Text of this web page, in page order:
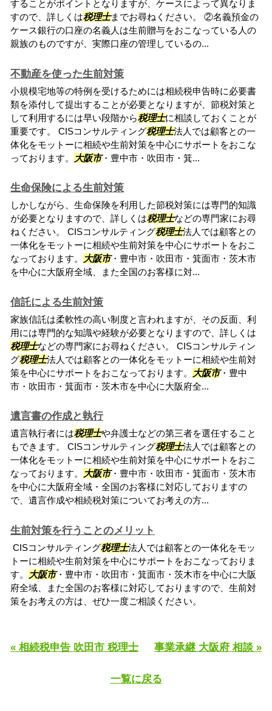
することがポイントとなりますが、ケースによって異なりま
すので、詳しくは税理士までお尋ねください。 ②名義預金の
ケース銀行の口座の名義人は生前贈与をおこなっている人の
親族のものですが、実際口座の管理しているの...
不動産を使った生前対策
小規模宅地等の特例を受けるためには相続税申告時に必要書
類を添付して提出することが必要となりますが、節税対策と
して利用するには早い段階から税理士に相談しておくことが
重要です。 CISコンサルティング税理士法人では顧客との一
体化をモットーに相続や生前対策を中心にサポートをおこな
っております。
大阪市・豊中市・吹田市・箕...
生命保険による生前対策
しかしながら、生命保険を利用した節税対策には専門的知識
が必要となりますので、詳しくは税理士などの専門家にお尋
ねください。 CISコンサルティング税理士法人では顧客との
一体化をモットーに相続や生前対策を中心にサポートをおこ
なっております。
大阪市・豊中市・吹田市・箕面市・茨木市
を中心に大阪府全域、また全国のお客様に対...
信託による生前対策
家族信託は柔軟性の高い制度と言われますが、その反面、利
用には専門的な知識や経験が必要となりますので、詳しくは
税理士などの専門家にお尋ねください。 CISコンサルティン
グ税理士法人では顧客との一体化をモットーに相続や生前対
策を中心にサポートをおこなっております。
大阪市・豊中
市・吹田市・箕面市・茨木市を中心に大阪府全...
遺言書の作成と執行
遺言執行者には税理士や弁護士などの第三者を選任すること
もできます。 CISコンサルティング税理士法人では顧客との
一体化をモットーに相続や生前対策を中心にサポートをおこ
なっております。
大阪市・豊中市・吹田市・箕面市・茨木市
を中心に大阪府全域・全国のお客様に対応しておりますの
で、遺言作成や相続税対策についてお考えの方...
生前対策を行うことのメリット
CISコンサルティング税理士法人では顧客との一体化をモッ
トーに相続や生前対策を中心にサポートをおこなっておりま
す。
大阪市・豊中市・吹田市・箕面市・茨木市を中心に大阪
府全域、また全国のお客様に対応しておりますので、生前対
策をお考えの方は、ぜひ一度ご相談ください。
« 相続税申告 吹田市 税理士 事業承継 大阪府 相談 »
一覧に戻る